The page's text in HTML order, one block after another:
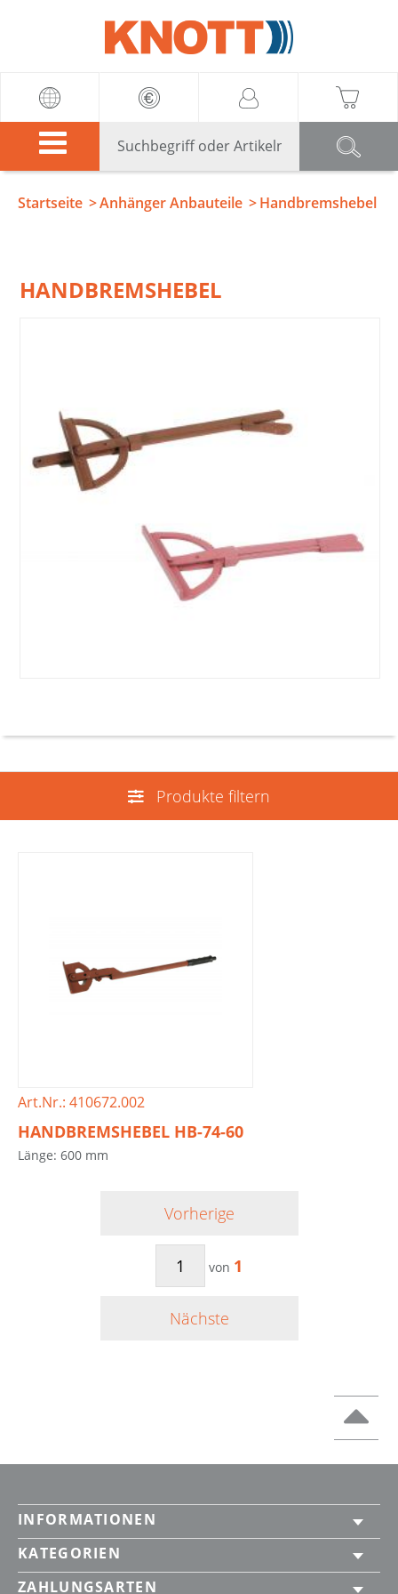
Startseite Anhänger Anbauteile Handbremshebel
HANDBREMSHEBEL
Produkte filtern
Art.Nr.: 410672.002
HANDBREMSHEBEL HB-74-60
Länge: 600 mm
Vorherige
von 1
Nächste
INFORMATIONEN
KATEGORIEN
ZAHLUNGSARTEN